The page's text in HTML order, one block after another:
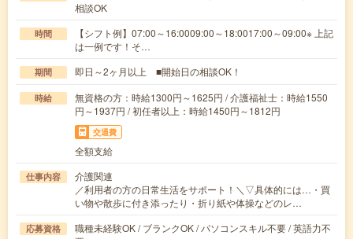
相談OK
時間
【シフト例】07:00～16:0009:00～18:0017:00～09:00※ 上記
は一例です！そ…
期間 即日～2ヶ月以上 ■開始日の相談OK！
時給
無資格の方：時給1300円～1625円 / 介護福祉士：時給1550
円～1937円 / 初任者以上：時給1450円～1812円
交通費
全額支給
仕事内容
介護関連
／利用者の方の日常生活をサポート！＼▽具体的には…・買
い物や散歩に付き添ったり・折り紙や体操などのレ…
応募資格
職種未経験OK / ブランクOK / パソコンスキル不要 / 英語力不